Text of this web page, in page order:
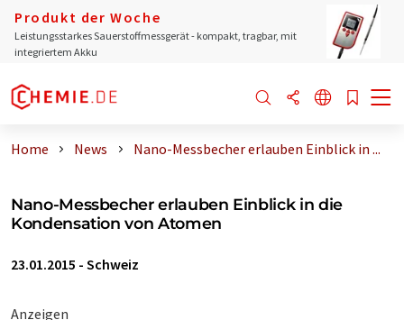
Produkt der Woche
Leistungsstarkes Sauerstoffmessgerät - kompakt, tragbar, mit
integriertem Akku
Home News Nano-Messbecher erlauben Einblick in ...
Nano-Messbecher erlauben Einblick in die
Kondensation von Atomen
23.01.2015 - Schweiz
Anzeigen